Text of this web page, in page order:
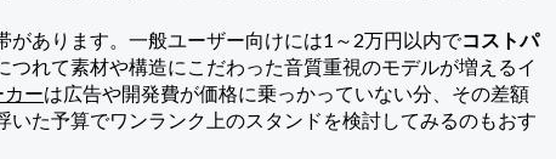
あります。一般ユーザー向けには1～2万円以内でコストパ
れて素材や構造にこだわった音質重視のモデルが増えるイ
カーは広告や開発費が価格に乗っかっていない分、その差額
た予算でワンランク上のスタンドを検討してみるのもおす